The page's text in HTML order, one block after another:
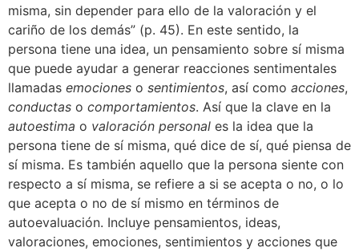
misma, sin depender para ello de la valoración y el
cariño de los demás” (p. 45). En este sentido, la
persona tiene una idea, un pensamiento sobre sí misma
que puede ayudar a generar reacciones sentimentales
llamadas emociones o sentimientos, así como acciones,
conductas o comportamientos. Así que la clave en la
autoestima o valoración personal es la idea que la
persona tiene de sí misma, qué dice de sí, qué piensa de
sí misma. Es también aquello que la persona siente con
respecto a sí misma, se refiere a si se acepta o no, o lo
que acepta o no de sí mismo en términos de
autoevaluación. Incluye pensamientos, ideas,
valoraciones, emociones, sentimientos y acciones que